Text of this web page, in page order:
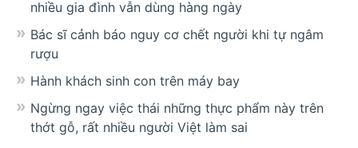
nhiều gia đình vẫn dùng hàng ngày
Bác sĩ cảnh báo nguy cơ chết người khi tự ngâm
rượu
Hành khách sinh con trên máy bay
Ngừng ngay việc thái những thực phẩm này trên
thớt gỗ, rất nhiều người Việt làm sai